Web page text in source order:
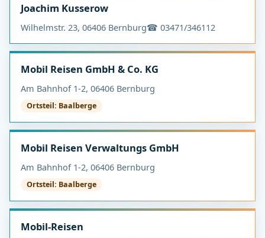
Joachim Kusserow
Wilhelmstr. 23, 06406 Bernburg☎ 03471/346112
Mobil Reisen GmbH & Co. KG
Am Bahnhof 1-2, 06406 Bernburg
Ortsteil: Baalberge
Mobil Reisen Verwaltungs GmbH
Am Bahnhof 1-2, 06406 Bernburg
Ortsteil: Baalberge
Mobil-Reisen